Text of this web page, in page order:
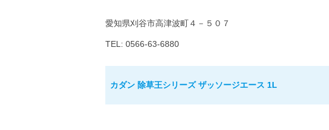
愛知県刈谷市高津波町４－５０７
TEL: 0566-63-6880
カダン 除草王シリーズ ザッソージエース 1L